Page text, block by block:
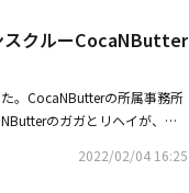
ーズが2泊3日の友情旅行へ出
を脱いだら」で俳優のオ
まどに火をつけたり、料理を
WOMAN FIGHTER」では見る
」4月22日（金）19:00～ 放
スクルーCocaNButter
。CocaNButterの所属事務所
のガガとリヘイが、新
ーティストはいずれも2回目
2022/02/04 16:25